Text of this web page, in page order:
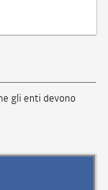
gli enti devono